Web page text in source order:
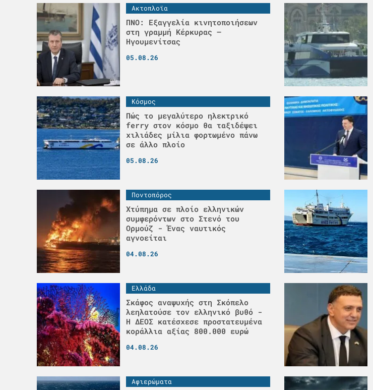
Ακτοπλοϊα
ΠΝΟ: Εξαγγελία κινητοποιήσεων
στη γραμμή Κέρκυρας –
Ηγουμενίτσας
05.08.26
Κόσμος
Πώς το μεγαλύτερο ηλεκτρικό
ferry στον κόσμο θα ταξιδέψει
χιλιάδες μίλια φορτωμένο πάνω
σε άλλο πλοίο
05.08.26
Ποντοπόρος
Χτύπημα σε πλοίο ελληνικών
συμφερόντων στο Στενό του
Ορμούζ - Ένας ναυτικός
αγνοείται
04.08.26
Ελλάδα
Σκάφος αναψυχής στη Σκόπελο
λεηλατούσε τον ελληνικό βυθό -
H ΔΕΟΣ κατέσχεσε προστατευμένα
κοράλλια αξίας 800.000 ευρώ
04.08.26
Αφιερώματα